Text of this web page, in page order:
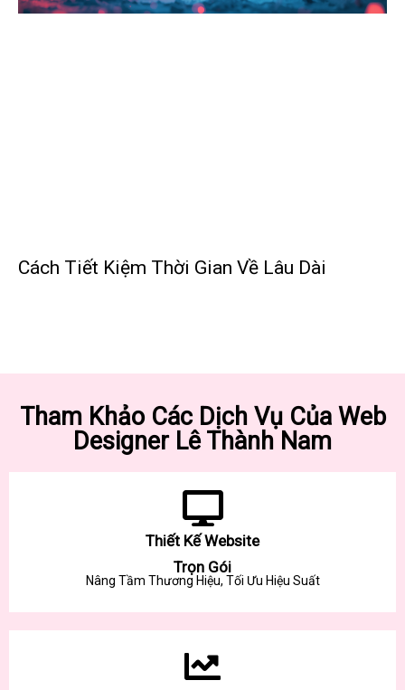
Cách Tiết Kiệm Thời Gian Về Lâu Dài
Tham Khảo Các Dịch Vụ Của Web
Designer Lê Thành Nam
Thiết Kế Website
Trọn Gói
Nâng Tầm Thương Hiệu, Tối Ưu Hiệu Suất